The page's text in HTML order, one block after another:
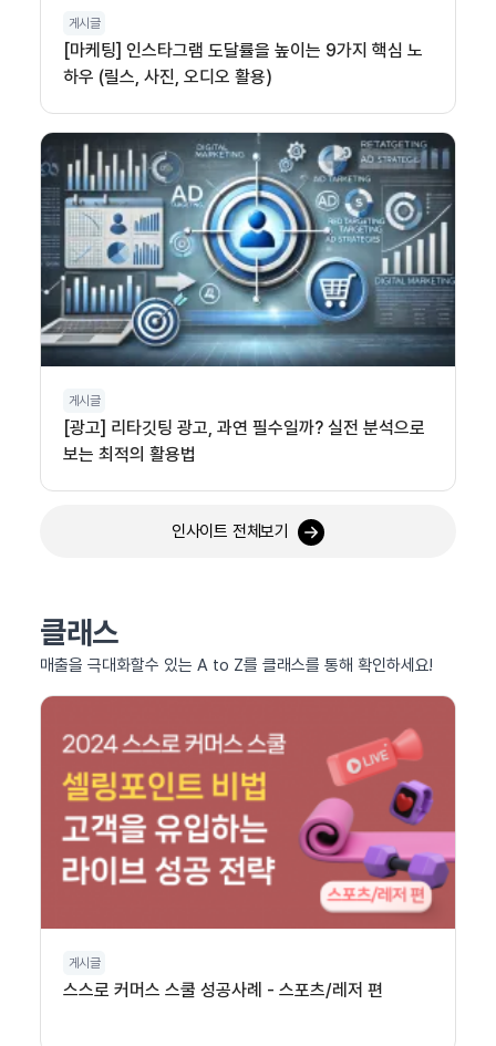
게시글
[마케팅] 인스타그램 도달률을 높이는 9가지 핵심 노
하우 (릴스, 사진, 오디오 활용)
게시글
[광고] 리타깃팅 광고, 과연 필수일까? 실전 분석으로
보는 최적의 활용법
인사이트 전체보기
클래스
매출을 극대화할수 있는 A to Z를 클래스를 통해 확인하세요!
게시글
스스로 커머스 스쿨 성공사례 - 스포츠/레저 편